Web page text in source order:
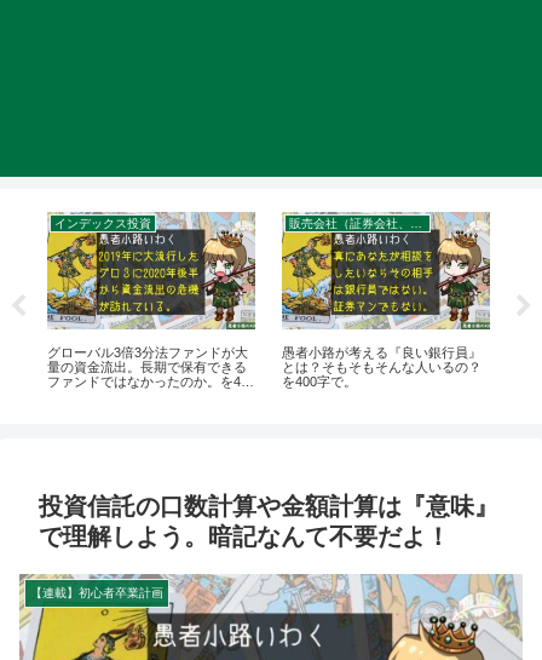
インデックス投資
グローバル3倍3分法ファンドが大
量の資金流出。長期で保有できる
ファンドではなかったのか。を400
愚者小路が考える『良い銀行員』
とは？そもそもそんな人いるの？
を400字で。
投資信託の口数計算や金額計算は『意味』
で理解しよう。暗記なんて不要だよ！
【連載】初心者卒業計画